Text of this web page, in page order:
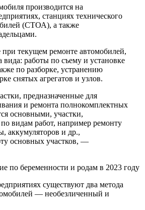
производится на
станциях технического
(СТОА), а также
текущем ремонте автомобилей,
вида: работы по съему и установке
по разборке, устранению
снятых агрегатов и узлов.
предназначенные для
и ремонта полнокомплектных
основными, участки,
видам работ, например ремонту
аккумуляторов и др.,
основных участков, —
по беременности и родам в 2023 году
существуют два метода
— необезличенный и